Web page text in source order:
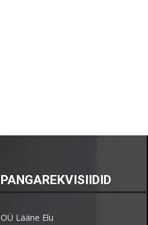
PANGAREKVISIIDID
OÜ Lääne Elu